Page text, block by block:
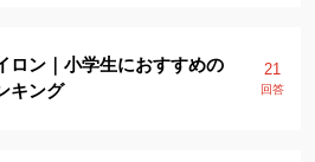
ロン｜小学生におすすめの
キング
21
回答